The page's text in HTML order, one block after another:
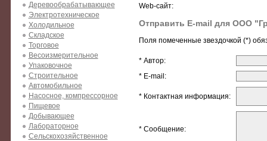
Деревообрабатывающее
Электротехническое
Холодильное
Складское
Торговое
Весоизмерительное
Упаковочное
Строительное
Автомобильное
Насосное, компрессорное
Пищевое
Добывающее
Лабораторное
Сельскохозяйственное
Web-сайт:
Отправить E-mail для ООО
Поля помеченные звездочкой (*)
* Автор:
* E-mail:
* Контактная информация:
* Сообщение: